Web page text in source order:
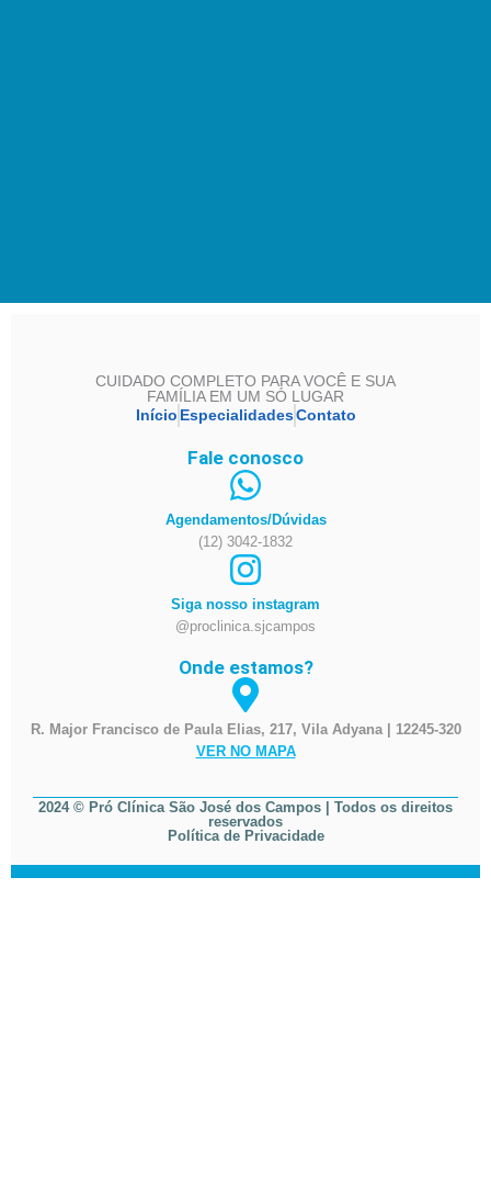
CUIDADO COMPLETO PARA VOCÊ E SUA
FAMÍLIA EM UM SÓ LUGAR
Início EspecialidadesContato
Fale conosco
Agendamentos/Dúvidas
(12) 3042-1832
Siga nosso instagram
@proclinica.sjcampos
Onde estamos?
R. Major Francisco de Paula Elias, 217, Vila Adyana | 12245-320
VER NO MAPA
2024 © Pró Clínica São José dos Campos | Todos os direitos
reservados
Política de Privacidade